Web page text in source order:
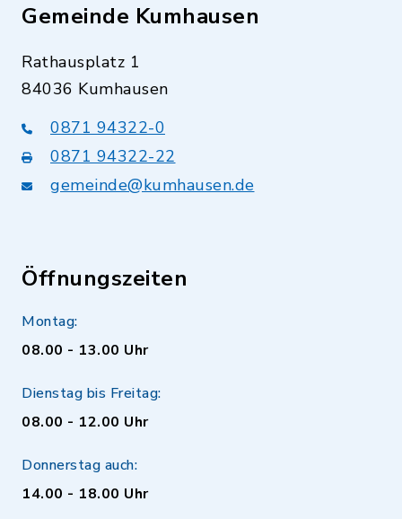
Gemeinde Kumhausen
Rathausplatz 1
84036 Kumhausen
0871 94322-0
0871 94322-22
gemeinde@kumhausen.de
Öffnungszeiten
Montag:
08.00 - 13.00 Uhr
Dienstag bis Freitag:
08.00 - 12.00 Uhr
Donnerstag auch:
14.00 - 18.00 Uhr